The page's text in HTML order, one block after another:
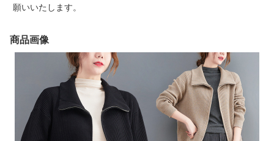
願いいたします。
商品画像